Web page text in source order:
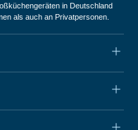
in Deutschland
als auch an Privatpersonen.